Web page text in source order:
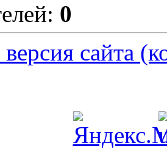
0
сайта